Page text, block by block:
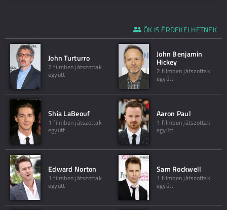
ŐK IS ÉRDEKELHETNEK
John Turturro
2 filmben játszottak
együtt
John Benjamin
Hickey
2 filmben játszottak
együtt
Shia LaBeouf
1 filmben játszottak
együtt
Aaron Paul
1 filmben játszottak
együtt
Edward Norton
1 filmben játszottak
együtt
Sam Rockwell
1 filmben játszottak
együtt